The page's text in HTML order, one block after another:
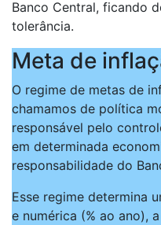
Banco Central, ficando
tolerância.
Meta de
O regime de metas de
chamamos de política
responsável pelo
em determinada
responsabilidade do
Esse regime determina
e numérica (% ao ano),